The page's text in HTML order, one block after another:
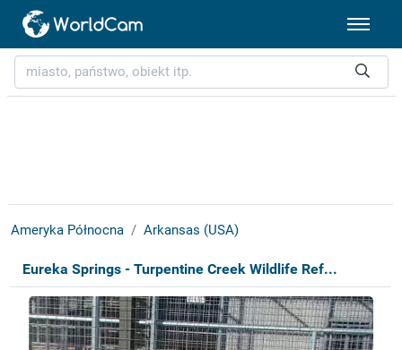
Ameryka Północna Arkansas (USA)
Eureka Springs - Turpentine Creek Wildlife Ref...